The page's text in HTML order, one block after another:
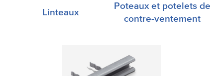
Linteaux
Poteaux et potelets de
contre-ventement